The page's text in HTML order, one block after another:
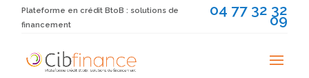
Plateforme en crédit BtoB : solutions de
financement
04 77 32 32
09